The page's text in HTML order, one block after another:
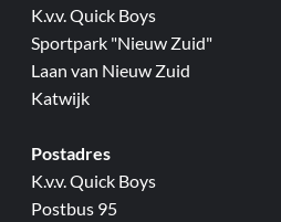
K.v.v. Quick Boys
Sportpark "Nieuw Zuid"
Laan van Nieuw Zuid
Katwijk
Postadres
K.v.v. Quick Boys
Postbus 95